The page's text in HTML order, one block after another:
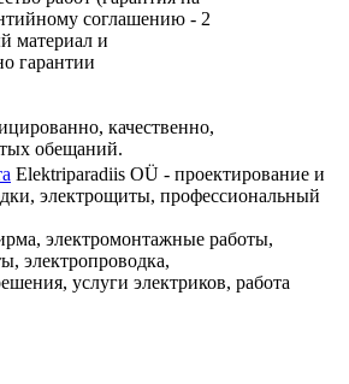
соглашению - 2
материал и
гарантии
качественно,
обещаний.
Elektriparadiis OÜ - проектирование и
электрощиты, профессиональный
электромонтажные работы,
электропроводка,
услуги электриков, работа